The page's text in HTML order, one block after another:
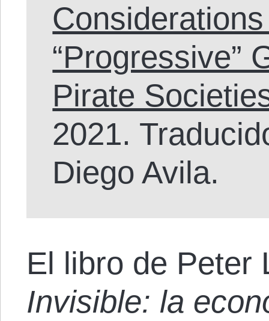
“Progressive”
Pirate
2021.
Diego Avila.
El libro de Peter
Invisible: la